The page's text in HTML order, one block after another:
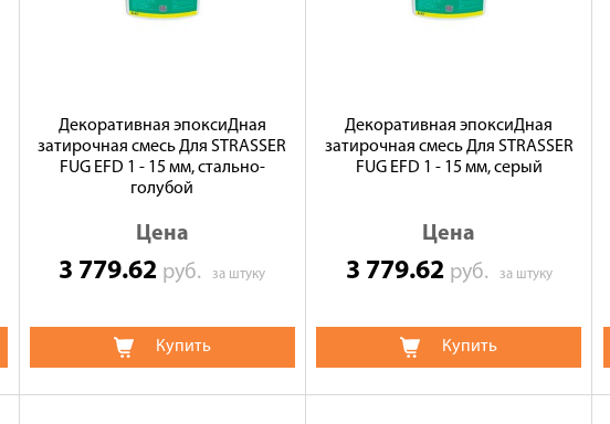
Декоративная эпоксиДная
затирочная смесь Для STRASSER
FUG EFD 1 - 15 мм, стально-
голубой
Цена
3 779.62 руб.за штуку
Купить
Декоративная эпоксиДная
затирочная смесь Для STRASSER
FUG EFD 1 - 15 мм, серый
Цена
3 779.62 руб. за штуку
Купить